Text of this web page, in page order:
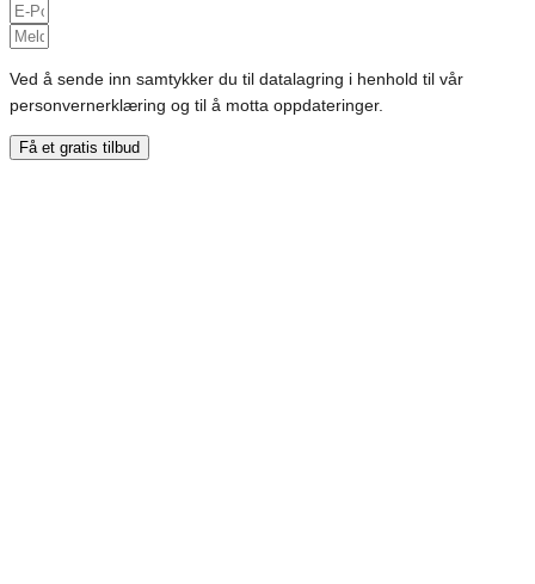
Ved å sende inn samtykker du til datalagring i henhold til vår
personvernerklæring og til å motta oppdateringer.
Få et gratis tilbud